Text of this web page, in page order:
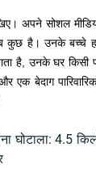
अपने सोशल
कुछ है। उनके बच्चे
है, उनके घर किसी
एक बेदाग
घोटाला: 4.5